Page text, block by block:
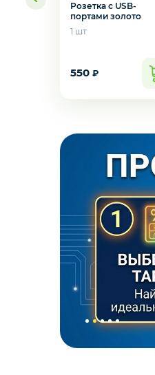
Розетка с USB-
портами золото
1 шт
550 ₽